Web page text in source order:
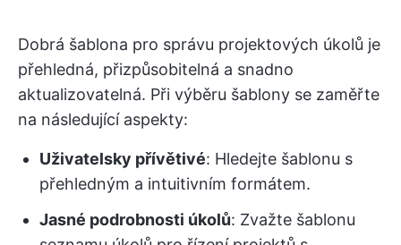
Dobrá šablona pro správu projektových úkolů je
přehledná, přizpůsobitelná a snadno
aktualizovatelná. Při výběru šablony se zaměřte
na následující aspekty:
Uživatelsky přívětivé: Hledejte šablonu s
přehledným a intuitivním formátem.
Jasné podrobnosti úkolů: Zvažte šablonu